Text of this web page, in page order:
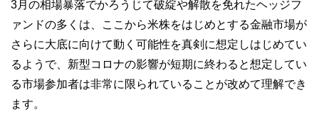
3月の相場暴落でかろうじて破綻や解散を免れたヘッジフ
ァンドの多くは、ここから米株をはじめとする金融市場が
さらに大底に向けて動く可能性を真剣に想定しはじめてい
るようで、新型コロナの影響が短期に終わると想定してい
る市場参加者は非常に限られていることが改めて理解でき
ます。